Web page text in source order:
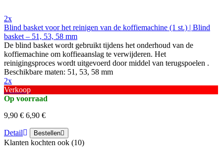
2x
Blind basket voor het reinigen van de koffiemachine (1 st.) | Blind
basket – 51, 53, 58 mm
De blind basket wordt gebruikt tijdens het onderhoud van de
koffiemachine om koffieaanslag te verwijderen. Het
reinigingsproces wordt uitgevoerd door middel van terugspoelen .
Beschikbare maten: 51, 53, 58 mm
2x
Verkoop
Op voorraad
9,90 € 6,90 €
Detail Bestellen
Klanten kochten ook (10)